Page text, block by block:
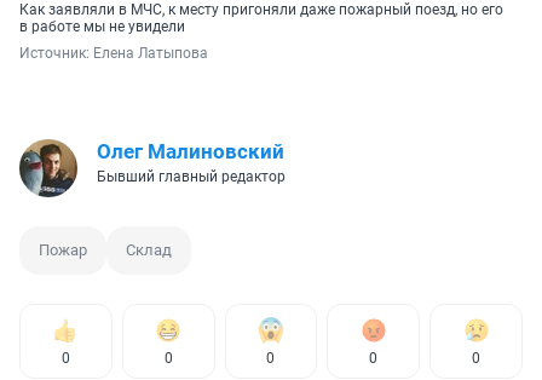
Как заявляли в МЧС, к месту пригоняли даже пожарный поезд, но его
в работе мы не увидели
Источник: Елена Латыпова
Олег Малиновский
Бывший главный редактор
Пожар Склад
0 0 0 0 0